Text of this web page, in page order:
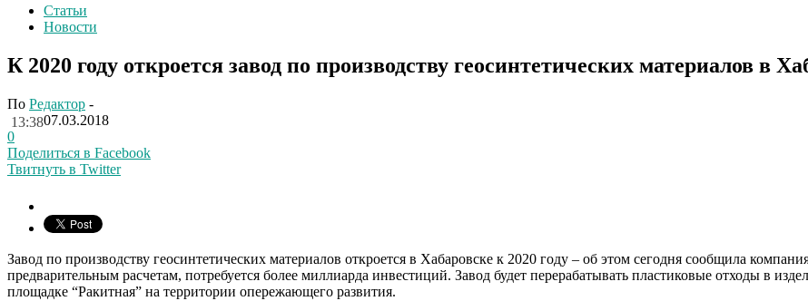
Статьи
Новости
К 2020 году откроется завод по производству геосинтетических материалов в
По Редактор -
07.03.2018
13:38
0
Поделиться в Facebook
Твитнуть в Twitter
Завод по производству геосинтетических материалов откроется в Хабаровске к 2020 году – об этом сегодня сообщила
предварительным расчетам, потребуется более миллиарда инвестиций. Завод будет перерабатывать пластиковые отходы в
площадке “Ракитная” на территории опережающего развития.